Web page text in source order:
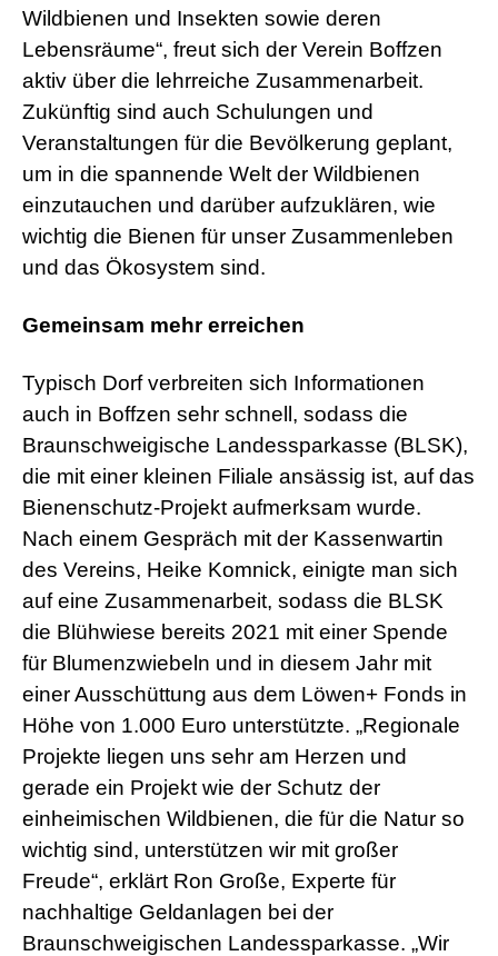
Wildbienen und Insekten sowie deren
Lebensräume“, freut sich der Verein Boffzen
aktiv über die lehrreiche Zusammenarbeit.
Zukünftig sind auch Schulungen und
Veranstaltungen für die Bevölkerung geplant,
um in die spannende Welt der Wildbienen
einzutauchen und darüber aufzuklären, wie
wichtig die Bienen für unser Zusammenleben
und das Ökosystem sind.
Gemeinsam mehr erreichen
Typisch Dorf verbreiten sich Informationen
auch in Boffzen sehr schnell, sodass die
Braunschweigische Landessparkasse (BLSK),
die mit einer kleinen Filiale ansässig ist, auf das
Bienenschutz-Projekt aufmerksam wurde.
Nach einem Gespräch mit der Kassenwartin
des Vereins, Heike Komnick, einigte man sich
auf eine Zusammenarbeit, sodass die BLSK
die Blühwiese bereits 2021 mit einer Spende
für Blumenzwiebeln und in diesem Jahr mit
einer Ausschüttung aus dem Löwen+ Fonds in
Höhe von 1.000 Euro unterstützte. „Regionale
Projekte liegen uns sehr am Herzen und
gerade ein Projekt wie der Schutz der
einheimischen Wildbienen, die für die Natur so
wichtig sind, unterstützen wir mit großer
Freude“, erklärt Ron Große, Experte für
nachhaltige Geldanlagen bei der
Braunschweigischen Landessparkasse. „Wir